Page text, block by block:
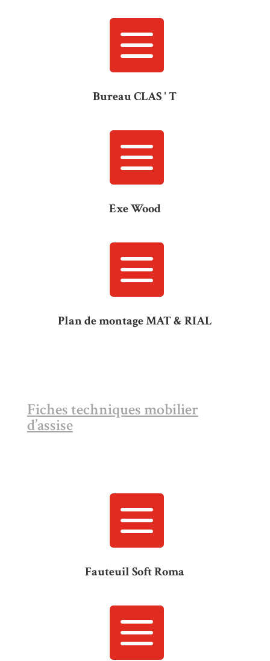

Bureau CLAS ' T

Exe Wood

Plan de montage MAT & RIAL
Fiches techniques mobilier
d’assise

Fauteuil Soft Roma
